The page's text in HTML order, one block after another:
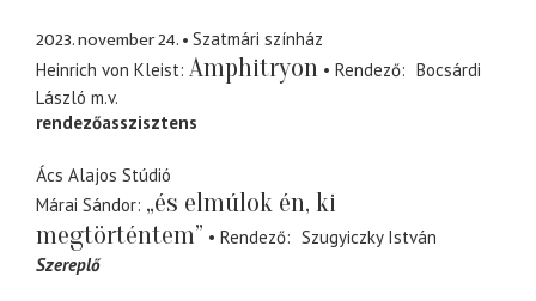
2023. november 24.
Szatmári színház
Heinrich von Kleist Amphitryon Rendező
Bocsárdi
László m.v.
rendezőasszisztens
Ács Alajos Stúdió
Márai Sándor „és elmúlok én, ki
megtörténtem”
Rendező
Szugyiczky István
Szereplő